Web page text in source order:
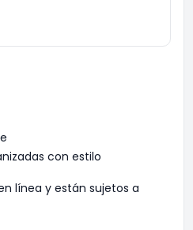
con estilo
línea y están sujetos a